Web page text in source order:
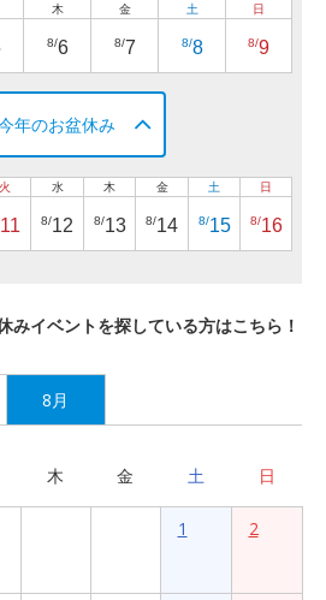
木
8/6
金
8/7
土
8/8
日
8/9
年のお盆休み
火
11
水
8/12
木
8/13
金
8/14
土
8/15
日
8/16
みイベントを探している方はこちら！
8月
木 金 土 日
1 2